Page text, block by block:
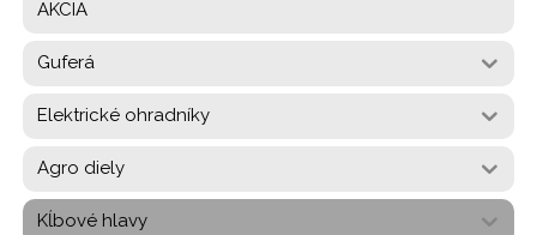
AKCIA
Guferá
Elektrické ohradníky
Agro diely
Kĺbové hlavy